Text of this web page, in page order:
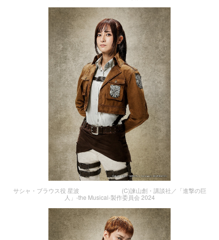
サシャ・ブラウス役 星波 (C)諫山創・講談社／「進撃の巨
人」-the Musical-製作委員会 2024